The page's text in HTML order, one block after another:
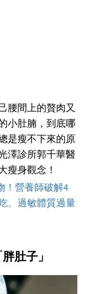
腰間上的贅肉又
小肚腩，到底哪
是瘦不下來的原
澤診所郭千華醫
瘦身觀念！
！營養師破解4
、過敏體質過量
肚子」